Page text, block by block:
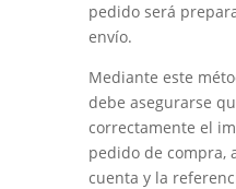
pedido será
envío.
Mediante este
debe asegurarse
correctamente el
pedido de compra,
cuenta y la